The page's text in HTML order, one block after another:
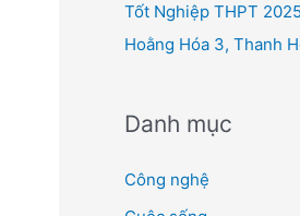
Tốt Nghiệp THPT
Hoằng Hóa 3, Thanh
Danh mục
Công nghệ